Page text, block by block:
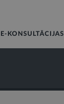
E-KONSULTĀCIJAS